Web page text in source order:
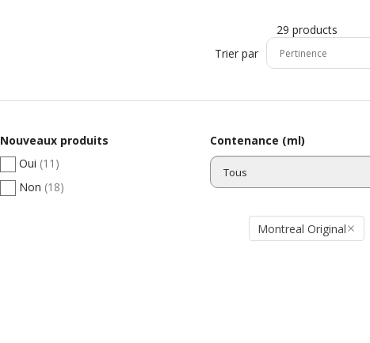
29 products
Trier par
Nouveaux produits
Oui (11)
Non (18)
Contenance (ml)
Montreal Original